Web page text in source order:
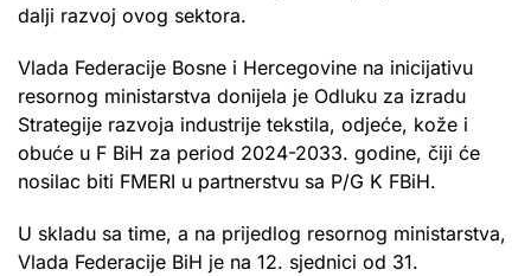
dalji razvoj ovog sektora.
Vlada Federacije Bosne i Hercegovine na inicijativu
resornog ministarstva donijela je Odluku za izradu
Strategije razvoja industrije tekstila, odjeće, kože i
obuće u F BiH za period 2024-2033. godine, čiji će
nosilac biti FMERI u partnerstvu sa P/G K FBiH.
U skladu sa time, a na prijedlog resornog ministarstva,
Vlada Federacije BiH je na 12. sjednici od 31.